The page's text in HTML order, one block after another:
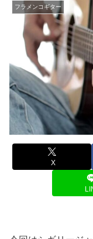
フラメンコギター
X